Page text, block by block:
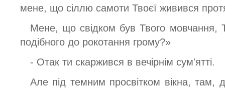
мене, що сіллю самоти Твоєї живився
Мене, що свідком був Твого мовчання,
подібного до рокотання грому?»
- Отак ти скаржився в вечірнім сум'ятті.
Але під темним просвітком вікна, там,